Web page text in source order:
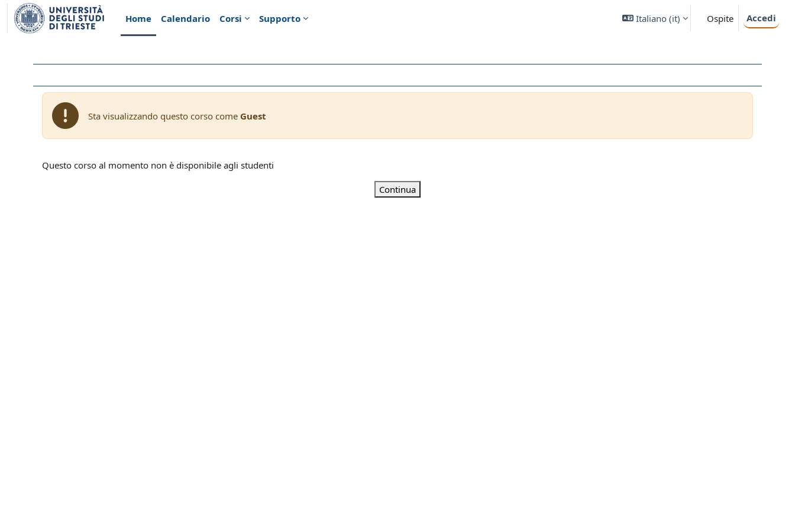
Vai al contenuto principale
Home
Calendario Corsi Supporto Italiano ‎(it)‎ Ospite Accedi
Sta visualizzando questo corso come Guest
Questo corso al momento non è disponibile agli studenti
Continua